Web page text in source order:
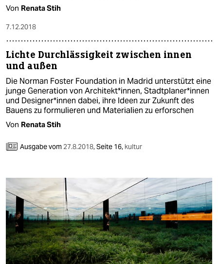
Von Renata Stih
7.12.2018
Lichte Durchlässigkeit zwischen innen
und außen
Die Norman Foster Foundation in Madrid unterstützt eine
junge Generation von Architekt*innen, Stadt­planer*innen
und Designer*innen dabei, ihre Ideen zur Zukunft des
Bauens zu formulieren und Materialien zu erforschen
Von Renata Stih
Ausgabe vom 27.8.2018,Seite 16, kultur